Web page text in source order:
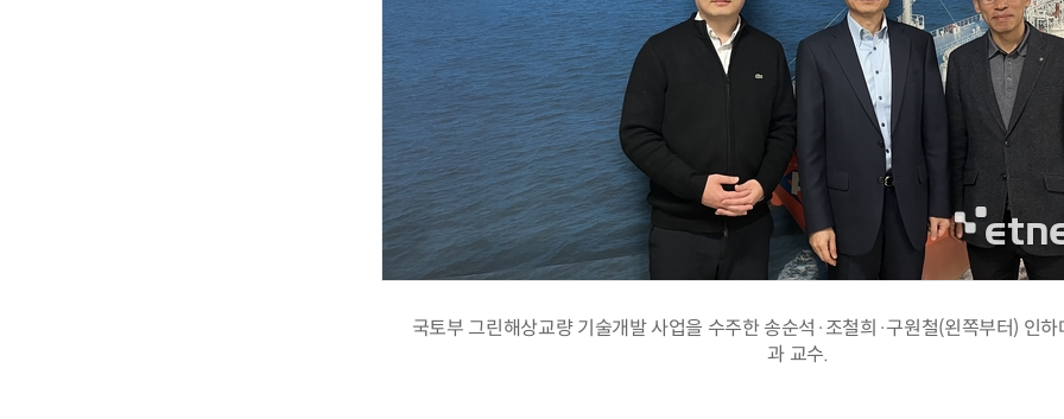
국토부 그린해상교량 기술개발 사업을 수주한 송순석·조철희·구원철(왼쪽부터) 인
과 교수.